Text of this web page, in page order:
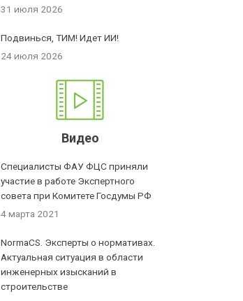
31 июля 2026
Подвинься, ТИМ! Идет ИИ!
24 июля 2026
Видео
Специалисты ФАУ ФЦС приняли
участие в работе Экспертного
совета при Комитете Госдумы РФ
4 марта 2021
NormaCS. Эксперты о нормативах.
Актуальная ситуация в области
инженерных изысканий в
строительстве